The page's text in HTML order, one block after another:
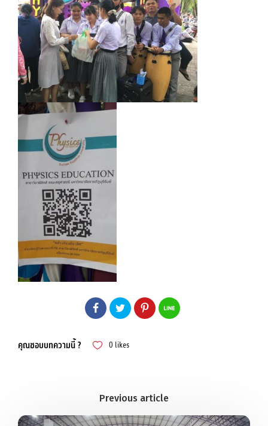
คุณชอบบทความนี้ ? 0 likes